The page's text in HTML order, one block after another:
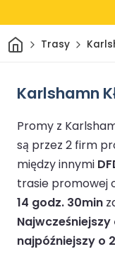
DomTrasy
Karlshamn
Promy z
są przez 2 firm
między innymi
trasie promowej
14 godz. 30min
Najwcześniejszy
najpóźniejszy o